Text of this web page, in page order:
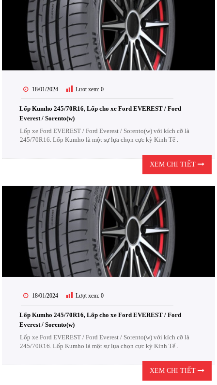
18/01/2024 Lượt xem: 0
Lốp Kumho 245/70R16, Lốp cho xe Ford EVEREST / Ford
Everest / Sorento(w)
Lốp xe Ford EVEREST / Ford Everest / Sorento(w) với kích cỡ là
245/70R16. Lốp Kumho là một sự lựa chọn cực kỳ Kinh Tế .
XEM CHI TIẾT
18/01/2024 Lượt xem: 0
Lốp Kumho 245/70R16, Lốp cho xe Ford EVEREST / Ford
Everest / Sorento(w)
Lốp xe Ford EVEREST / Ford Everest / Sorento(w) với kích cỡ là
245/70R16. Lốp Kumho là một sự lựa chọn cực kỳ Kinh Tế .
XEM CHI TIẾT